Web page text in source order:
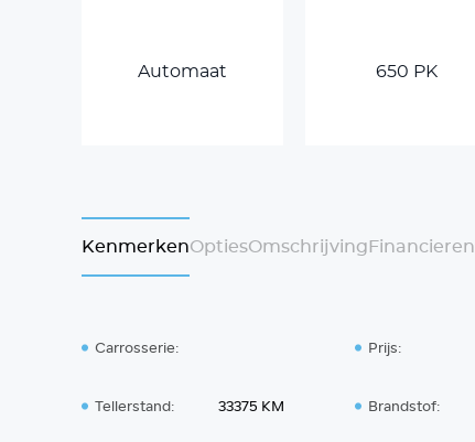
Automaat 650 PK
KenmerkenOptiesOmschrijving Financieren
Carrosserie: Prijs:
Tellerstand: 33375 KM Brandstof: